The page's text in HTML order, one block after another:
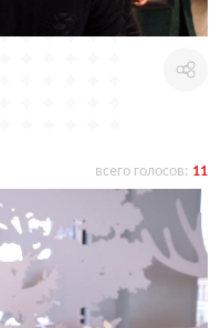
всего голосов: 11